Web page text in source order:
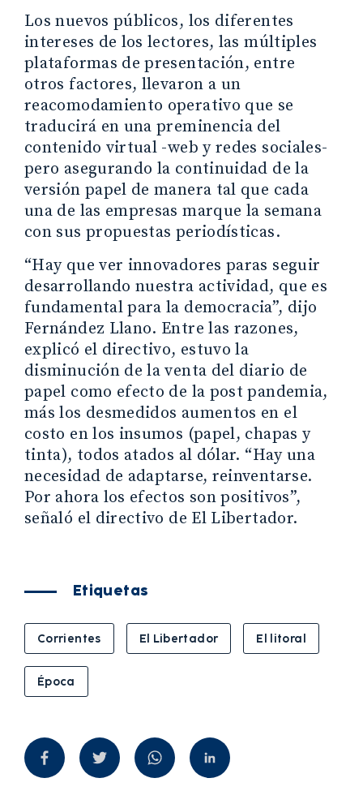
Los nuevos públicos, los diferentes
intereses de los lectores, las múltiples
plataformas de presentación, entre
otros factores, llevaron a un
reacomodamiento operativo que se
traducirá en una preminencia del
contenido virtual -web y redes sociales-
pero asegurando la continuidad de la
versión papel de manera tal que cada
una de las empresas marque la semana
con sus propuestas periodísticas.
“Hay que ver innovadores paras seguir
desarrollando nuestra actividad, que es
fundamental para la democracia”, dijo
Fernández Llano. Entre las razones,
explicó el directivo, estuvo la
disminución de la venta del diario de
papel como efecto de la post pandemia,
más los desmedidos aumentos en el
costo en los insumos (papel, chapas y
tinta), todos atados al dólar. “Hay una
necesidad de adaptarse, reinventarse.
Por ahora los efectos son positivos”,
señaló el directivo de El Libertador.
Etiquetas
Corrientes El Libertador El litoral
Época